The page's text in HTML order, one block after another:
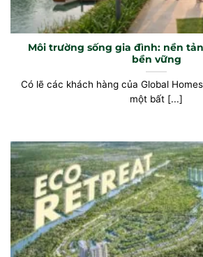
Môi trường sống gia đình: nền
bền vững
Có lẽ các khách hàng của Global
một bất [...]